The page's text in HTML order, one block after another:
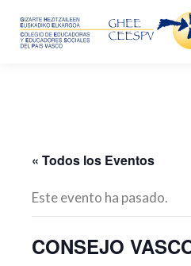
« Todos los Eventos
Este evento ha pasado.
CONSEJO